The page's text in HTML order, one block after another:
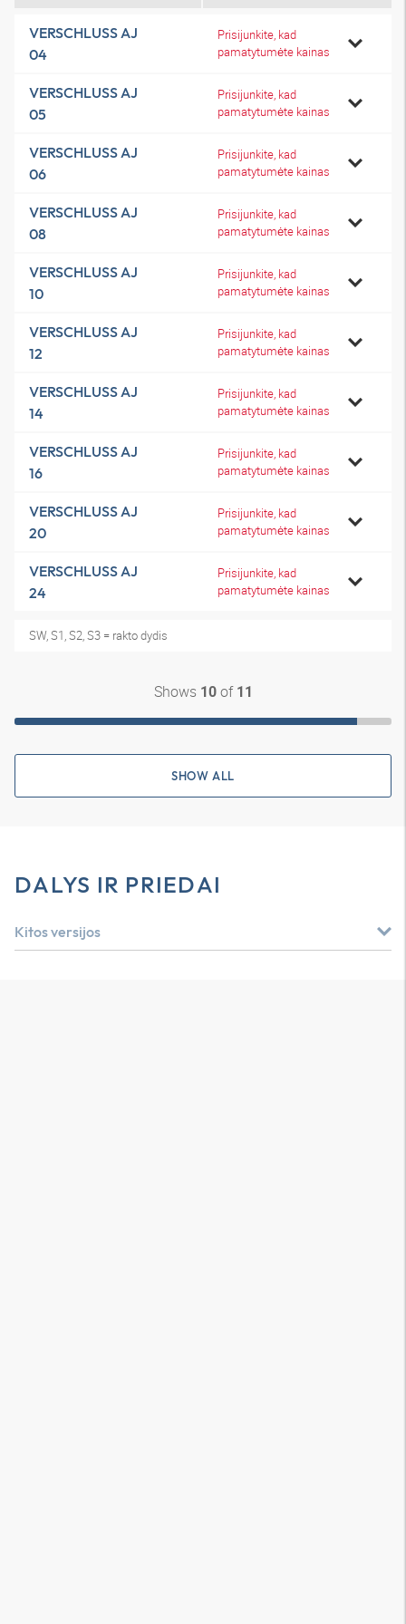
VERSCHLUSS AJ
04
Prisijunkite, kad
pamatytumėte kainas
VERSCHLUSS AJ
05
Prisijunkite, kad
pamatytumėte kainas
VERSCHLUSS AJ
06
Prisijunkite, kad
pamatytumėte kainas
VERSCHLUSS AJ
08
Prisijunkite, kad
pamatytumėte kainas
VERSCHLUSS AJ
10
Prisijunkite, kad
pamatytumėte kainas
VERSCHLUSS AJ
12
Prisijunkite, kad
pamatytumėte kainas
VERSCHLUSS AJ
14
Prisijunkite, kad
pamatytumėte kainas
VERSCHLUSS AJ
16
Prisijunkite, kad
pamatytumėte kainas
VERSCHLUSS AJ
20
Prisijunkite, kad
pamatytumėte kainas
VERSCHLUSS AJ
24
Prisijunkite, kad
pamatytumėte kainas
SW, S1, S2, S3 = rakto dydis
Shows 10of 11
SHOW ALL
DALYS IR PRIEDAI
Kitos versijos